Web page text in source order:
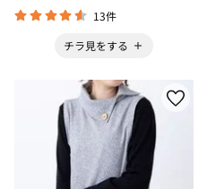
13件
チラ見をする